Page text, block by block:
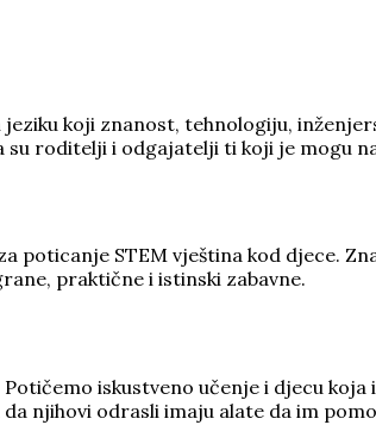
koji znanost, tehnologiju,
roditelji i odgajatelji ti koji je mogu
STEM vještina kod djece.
praktične i istinski zabavne.
iskustveno učenje i djecu
njihovi odrasli imaju alate da im